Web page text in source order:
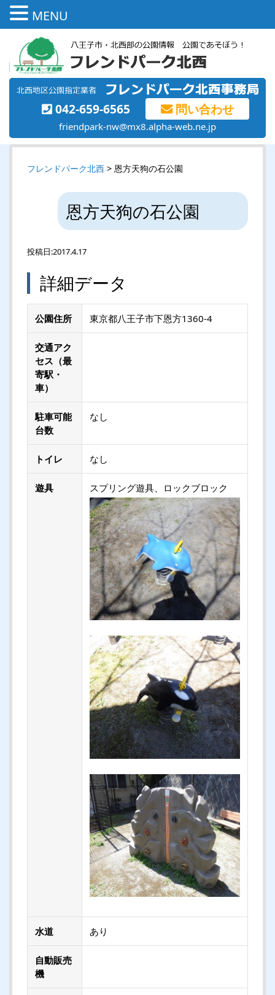
042-659-6565 問い合わせ
friendpark-nw@mx8.alpha-web.ne.jp
フレンドパーク北西 > 恩方天狗の石公園
恩方天狗の石公園
投稿日:2017.4.17
詳細データ
公園住所 東京都八王子市下恩方1360-4
交通アク
セス（最
寄駅・
車）
駐車可能
台数
なし
トイレ なし
遊具 スプリング遊具、ロックブロック
水道 あり
自動販売
機
MENU